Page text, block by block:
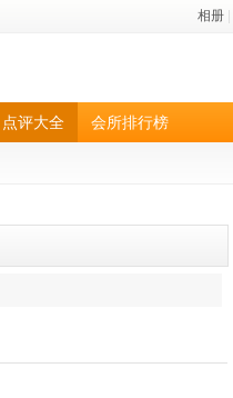
相册
点评大全 会所排行榜